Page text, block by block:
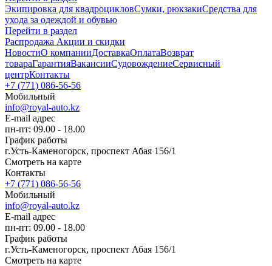
Экипировка для квадроцикловСумки, рюкзакиСредства для
ухода за одеждой и обувью
Перейти в раздел
Распродажа Акции и скидки
НовостиО компанииДоставкаОплатаВозврат
товараГарантияВакансииСудовождениеСервисный
центрКонтакты
+7 (771) 086-56-56
Мобильный
info@royal-auto.kz
E-mail адрес
пн-пт: 09.00 - 18.00
График работы
г.Усть-Каменогорск, проспект Абая 156/1
Смотреть на карте
Контакты
+7 (771) 086-56-56
Мобильный
info@royal-auto.kz
E-mail адрес
пн-пт: 09.00 - 18.00
График работы
г.Усть-Каменогорск, проспект Абая 156/1
Смотреть на карте